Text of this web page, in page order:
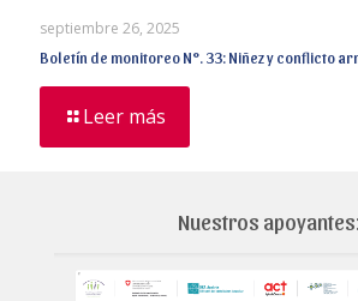
septiembre 26, 2025
Boletín de monitoreo N°. 33: Niñez y conflicto
Leer más
Nuestros apoyantes: